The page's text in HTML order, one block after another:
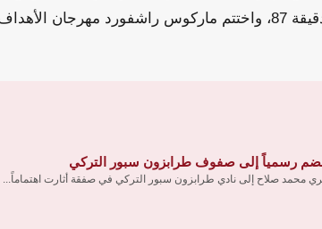
لامين يامال الهدف الثالث في الدقيقة 87، واختتم ماركوس راشفورد
رسمياً إلى صفوف طرابزون سبور التركي
محمد صلاح إلى نادي طرابزون سبور التركي في صفقة أثارت اهتماماً...